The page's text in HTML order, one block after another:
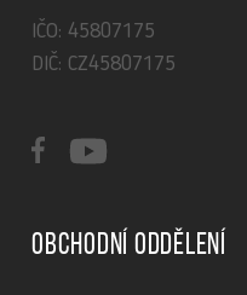
IČO: 45807175
DIČ: CZ45807175
Obchodní oddělení